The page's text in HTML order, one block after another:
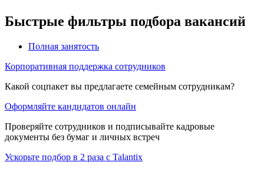
Быстрые фильтры подбора вакансий
Полная занятость
Корпоративная поддержка сотрудников
Какой соцпакет вы предлагаете семейным сотрудникам?
Оформляйте кандидатов онлайн
Проверяйте сотрудников и подписывайте кадровые
документы без бумаг и личных встреч
Ускорьте подбор в 2 раза с Talantix